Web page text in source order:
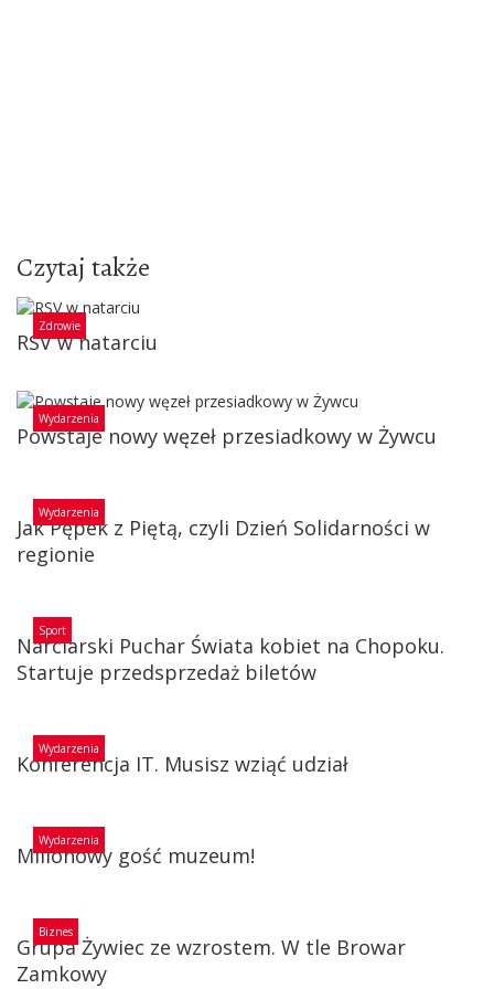
Czytaj także
Zdrowie
RSV w natarciu
Wydarzenia
Powstaje nowy węzeł przesiadkowy w Żywcu
Wydarzenia
Jak Pępek z Piętą, czyli Dzień Solidarności w
regionie
Sport
Narciarski Puchar Świata kobiet na Chopoku.
Startuje przedsprzedaż biletów
Wydarzenia
Konferencja IT. Musisz wziąć udział
Wydarzenia
Milionowy gość muzeum!
Biznes
Grupa Żywiec ze wzrostem. W tle Browar
Zamkowy